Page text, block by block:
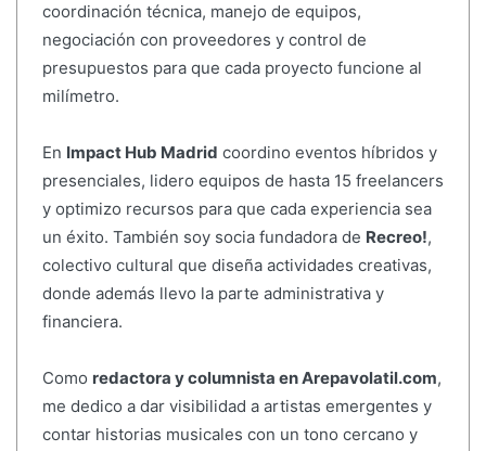
coordinación técnica, manejo de equipos,
negociación con proveedores y control de
presupuestos para que cada proyecto funcione al
milímetro.
En Impact Hub Madrid coordino eventos híbridos y
presenciales, lidero equipos de hasta 15 freelancers
y optimizo recursos para que cada experiencia sea
un éxito. También soy socia fundadora de Recreo!,
colectivo cultural que diseña actividades creativas,
donde además llevo la parte administrativa y
financiera.
Como redactora y columnista en Arepavolatil.com,
me dedico a dar visibilidad a artistas emergentes y
contar historias musicales con un tono cercano y